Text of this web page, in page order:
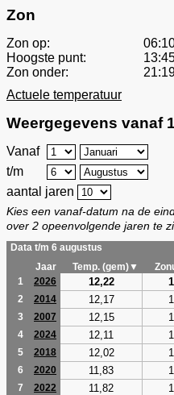
Zon
Zon op:
Hoogste punt:
Zon onder:
Actuele temperatuur
Weergegevens vanaf
Vanaf
t/m
aantal jaren
Kies een vanaf-datum na de
over 2 opeenvolgende jaren te
Data t/m 6 augustus
Jaar
Temp. (gem)▼
1
2026 12,22
2 2014 12,17
3 2007 12,15
4 2024 12,11
5 2018 12,02
6 2020 11,83
7 2022 11,82